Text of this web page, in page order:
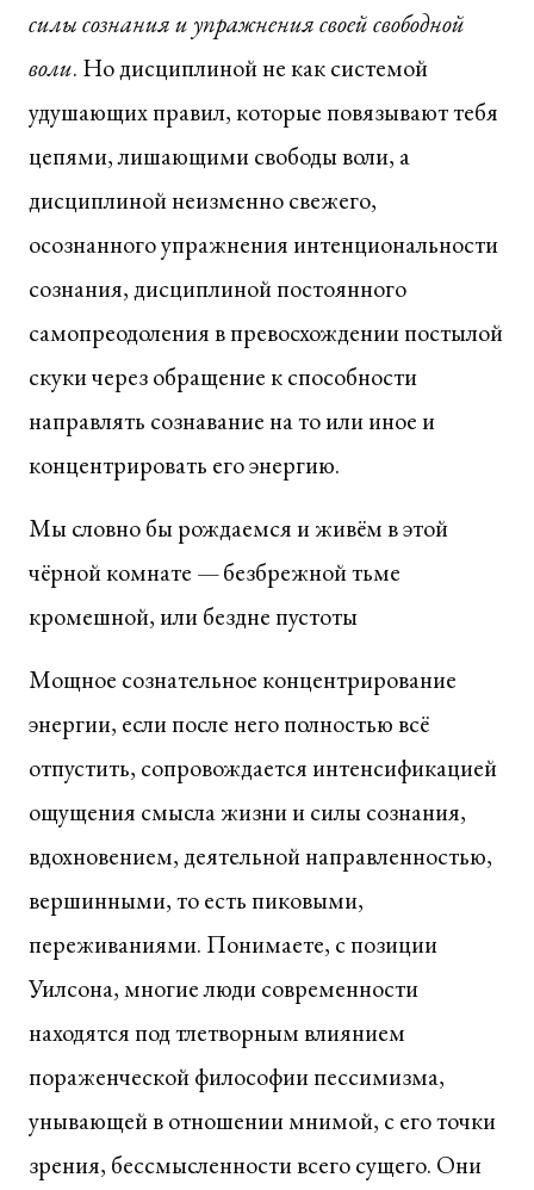
силы сознания и упражнения своей свободной
воли. Но дисциплиной не как системой
удушающих правил, которые повязывают тебя
цепями, лишающими свободы воли, а
дисциплиной неизменно свежего,
осознанного упражнения интенциональности
сознания, дисциплиной постоянного
самопреодоления в превосхождении постылой
скуки через обращение к способности
направлять сознавание на то или иное и
концентрировать его энергию.
Мы словно бы рождаемся и живём в этой
чёрной комнате — безбрежной тьме
кромешной, или бездне пустоты
Мощное сознательное концентрирование
энергии, если после него полностью всё
отпустить, сопровождается интенсификацией
ощущения смысла жизни и силы сознания,
вдохновением, деятельной направленностью,
вершинными, то есть пиковыми,
переживаниями. Понимаете, с позиции
Уилсона, многие люди современности
находятся под тлетворным влиянием
пораженческой философии пессимизма,
унывающей в отношении мнимой, с его точки
зрения, бессмысленности всего сущего. Они